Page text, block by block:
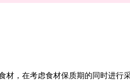
材，在考虑食材保质期的同时进行